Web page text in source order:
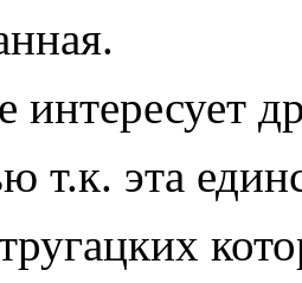
интересует
т.к. эта